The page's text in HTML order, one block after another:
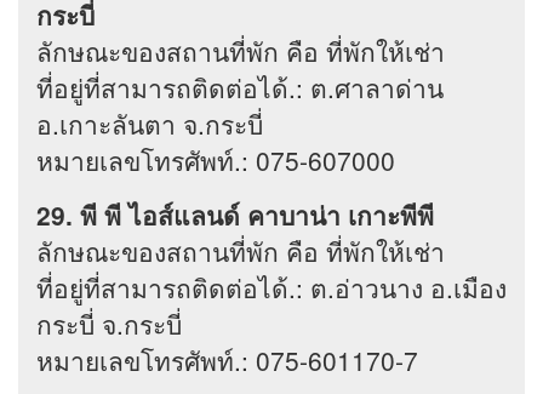
กระบี่
ลักษณะของสถานที่พัก คือ ที่พักให้เช่า
ที่อยู่ที่สามารถติดต่อได้.: ต.ศาลาด่าน
อ.เกาะลันตา จ.กระบี่
หมายเลขโทรศัพท์.: 075-607000
29. พี พี ไอส์แลนด์ คาบาน่า เกาะพีพี
ลักษณะของสถานที่พัก คือ ที่พักให้เช่า
ที่อยู่ที่สามารถติดต่อได้.: ต.อ่าวนาง อ.เมือง
กระบี่ จ.กระบี่
หมายเลขโทรศัพท์.: 075-601170-7